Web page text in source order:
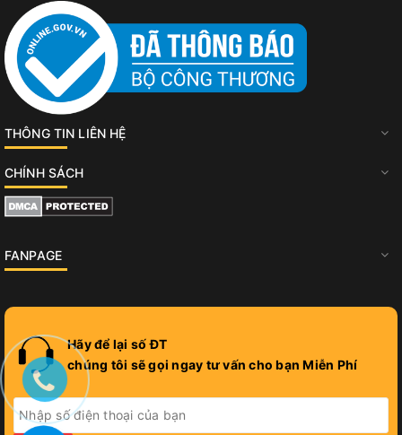
THÔNG TIN LIÊN HỆ
CHÍNH SÁCH
FANPAGE
Hãy để lại số ĐT
chúng tôi sẽ gọi ngay tư vấn cho bạn Miễn Phí